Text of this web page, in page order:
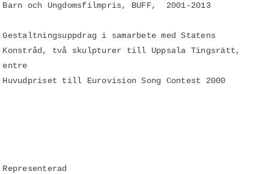
Barn och Ungdomsfilmpris, BUFF, 2001-2013
Gestaltningsuppdrag i samarbete med Statens
Konstråd, två skulpturer till Uppsala Tingsrätt,
entre
Huvudpriset till Eurovision Song Contest 2000
Representerad